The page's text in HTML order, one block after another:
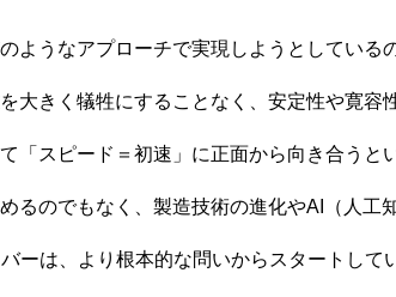
ようなアプローチで実現しようとしている
大きく犠牲にすることなく、安定性や寛容
「スピード＝初速」に正面から向き合うと
るのでもなく、製造技術の進化やAI（人工
ーは、より根本的な問いからスタートして